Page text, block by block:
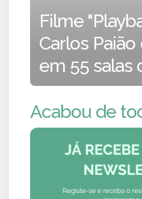
Filme
Carlos
em 55 salas
Acabou de